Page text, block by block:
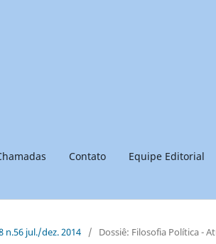
Contato Equipe Editorial
n.56 jul./dez. 2014 / Dossiê: Filosofia Política -